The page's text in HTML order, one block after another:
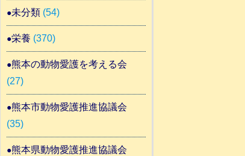
未分類(54)
栄養 (370)
熊本の動物愛護を考える会
(27)
熊本市動物愛護推進協議会
(35)
熊本県動物愛護推進協議会